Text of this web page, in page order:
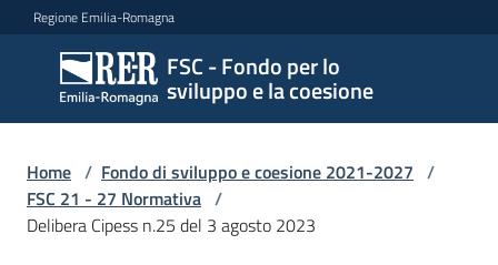
Vai al contenuto
Vai alla navigazione
Vai al footer
Regione Emilia-Romagna
FSC - Fondo per lo
sviluppo e la coesione
FSC -
Fondo
per lo
sviluppo
e la
coesione
Home / Fondo di sviluppo e coesione 2021-2027 /
FSC 21 - 27 Normativa /
Delibera Cipess n.25 del 3 agosto 2023